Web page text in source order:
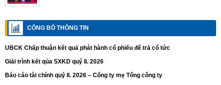
CÔNG BỐ THÔNG TIN
UBCK Chấp thuận kết quả phát hành cổ phiếu để trả cổ tức
Giải trình kết qủa SXKD quý II. 2026
Báo cáo tài chính quý II. 2026 – Công ty mẹ Tổng công ty